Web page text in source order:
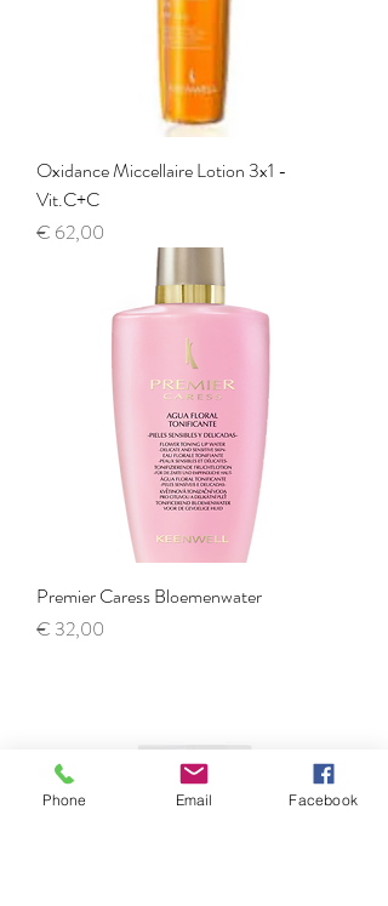
Oxidance Miccellaire Lotion 3x1 -
Vit.C+C
Prijs
€ 62,00
Premier Caress Bloemenwater
Prijs
€ 32,00
Phone Email Facebook